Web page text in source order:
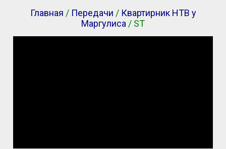
Главная / Передачи / Квартирник НТВ у
Маргулиса / ST